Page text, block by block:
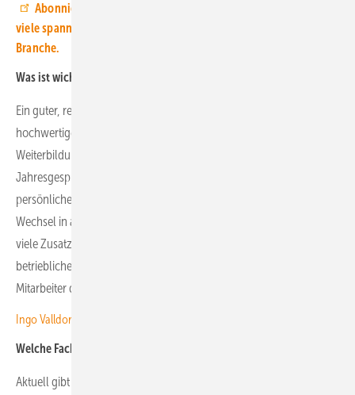
Abonnieren Sie jetzt unseren Youtube-Channel und sehe Sie
viele spannende Videos mit Hintergrundinformationen zur
Branche.
Was ist wichtig, um einmal gewonnene Fachkräfte zu halten?
Ein guter, regelmäßiger und offener Austausch, qualitativ
hochwertige Produkte und immer neue Angebote im Bereich
Weiterbildungen sind hier wichtige Aspekte. Bei uns finden
Jahresgespräche zur Identifikation von Maßnahmen zur
persönlichen und fachlichen Entwicklung statt. Auch interne
Wechsel in andere Bereiche sind möglich. Darüber hinaus gibt es
viele Zusatzleistungen von den Standards wie Job-Rad oder
betriebliche Altersvorsorge. Aber auch Erfolgsbeteiligungen für alle
Mitarbeiter der AG haben wir eingeführt.
Ingo Valldorf von Tesvolt: „Wir bieten Bewerbern ein attraktives Paket“
Welche Fachkräfte suchen Sie derzeit?
Aktuell gibt es bei IBC Solar unter anderem im Bereich IT,